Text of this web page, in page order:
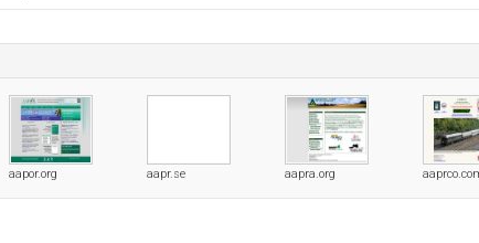
aapor.org aapr.se aapra.org